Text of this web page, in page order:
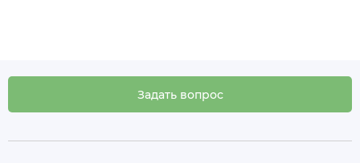
Задать вопрос